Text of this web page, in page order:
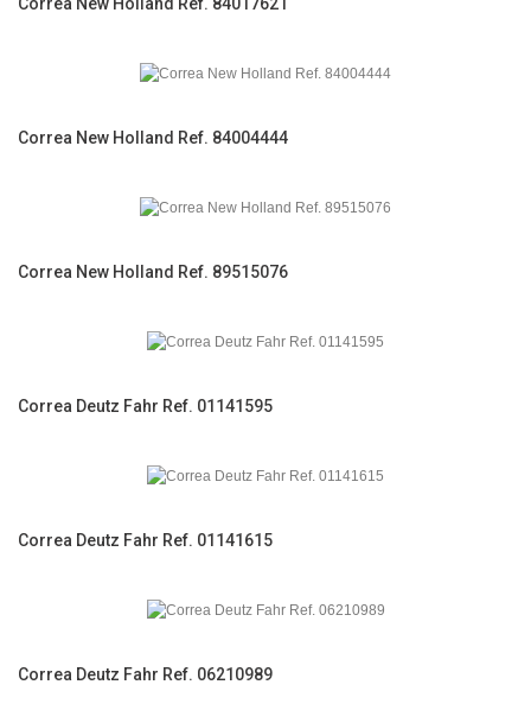
Correa New Holland Ref. 84017621
Correa New Holland Ref. 84004444
Correa New Holland Ref. 89515076
Correa Deutz Fahr Ref. 01141595
Correa Deutz Fahr Ref. 01141615
Correa Deutz Fahr Ref. 06210989